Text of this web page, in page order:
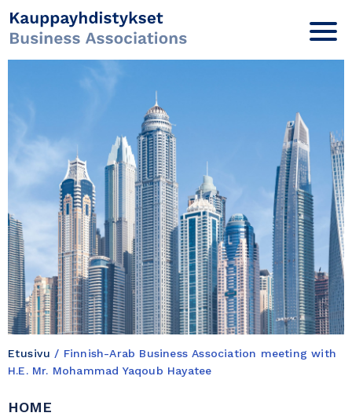
Etusivu / Finnish-Arab Business Association meeting with
H.E. Mr. Mohammad Yaqoub Hayatee
HOME